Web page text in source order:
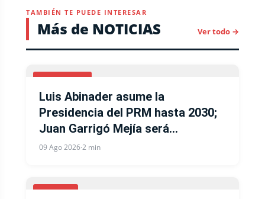
TAMBIÉN TE PUEDE INTERESAR
Más de NOTICIAS Ver todo →
NACIONALES
Luis Abinader asume la
Presidencia del PRM hasta 2030;
Juan Garrigó Mejía será
Secretario General y Gloria Reyes
09 Ago 2026·2 min
LOCALES